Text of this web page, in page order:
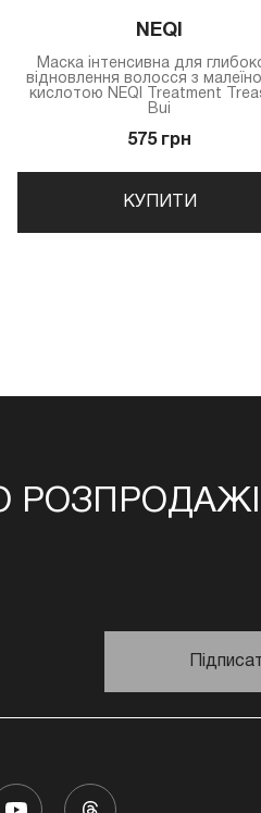
NEQI
Маска інтенсивна для
відновлення волосся з
кислотою NEQI Treatment
Bui
575 грн
КУПИТИ